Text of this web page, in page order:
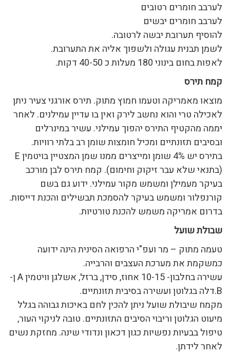
לערבב חומרים רטובים
לערבב חומרים יבשים
להוסיף תערובת יבשה לרטובה.
לשמן תבנית עגולה ולשפוך אליה את התערובת.
לאפות בחום בינוני 180 מעלות כ 40-50 דקות.
קמח תירס
מוצאו מאמריקה וטעמו חמוץ מתוק. תירס אורגני צעיר ניתן
לאכילה טרי והוא נחשב לירק ואין בו עדיין עמילנים. לאחר
יממה מהקטיף התירס יהפוך עמילני. עשיר במינרלים
ובסיבים תזונתיים ומכיל חומצות שומן רב בלתי רוויות.
בתירס יש 4% שומן ומייצרים ממנו שמן המצטיין בויטמין E
(בתנאי שלא עבר זיקוק וחימום). קמח תירס לבן מורכב
בעיקר מעמילן ומשמש מקור עמילני. ידוע גם בשם
קורנפלור ומשמש בעיקר להסמכת תבשילים והכנת דייסות.
בדרום אמריקה משמש להכנת טורטיות.
שבולת שועל
טעמה מתוק – מר ועפ"י הרפואה הסינית הינה ידועה
כמשקמת את מערכת העצבים והרבייה.
עשירה בחלבון- 10-15 אחוז, סידן, ברזל, אשלגן וויטמין A ן-
B.דלה בגלוטן ועשירה בסיבית תזונתיים.
מקמח שיבולת שועל ניתן להכין לחם באיכות גבוהה בגלל
מיעוט הגלוטן וריבוי הסיבים התזונתיים. טובה לניקוי העור,
טיפול בבעיות נפשיות כגון דכאון ונדודי שינה. מחזקת נשים
לאחר לידתן.